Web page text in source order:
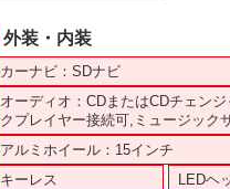
外装・内装
カーナビ：SDナビ
オーディオ：CDまたはCDチェン
クプレイヤー接続可,ミュージック
アルミホイール：15インチ
キーレス
LEDヘ